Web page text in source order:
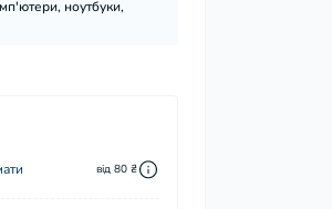
ноутбуки,
від 80 ₴